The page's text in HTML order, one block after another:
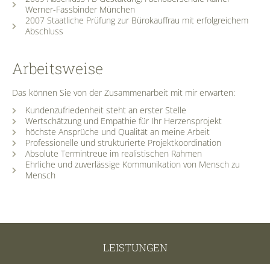
Werner-Fassbinder München
2007 Staatliche Prüfung zur Bürokauffrau mit erfolgreichem
Abschluss
Arbeitsweise
Das können Sie von der Zusammenarbeit mit mir erwarten:
Kundenzufriedenheit steht an erster Stelle
Wertschätzung und Empathie für Ihr Herzensprojekt
höchste Ansprüche und Qualität an meine Arbeit
Professionelle und strukturierte Projektkoordination
Absolute Termintreue im realistischen Rahmen
Ehrliche und zuverlässige Kommunikation von Mensch zu
Mensch
LEISTUNGEN